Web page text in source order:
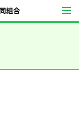
西南学院大学生